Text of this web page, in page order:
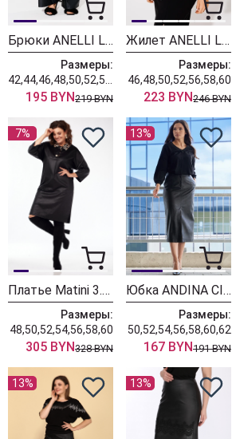
Брюки ANELLI LAUREL 1400.2 черный
Размеры:
195 BYN219 BYN
Жилет ANELLI LAUREL 1433 черный
Размеры:
46,48,50,52,56,58,60
223 BYN246 BYN
7%
Платье Matini 3.1668 черный
Размеры:
48,50,52,54,56,58,60
305 BYN328 BYN
13%
Юбка ANDINA CITY 1003
Размеры:
50,52,54,56,58,60,62
167 BYN191 BYN
13% 13%